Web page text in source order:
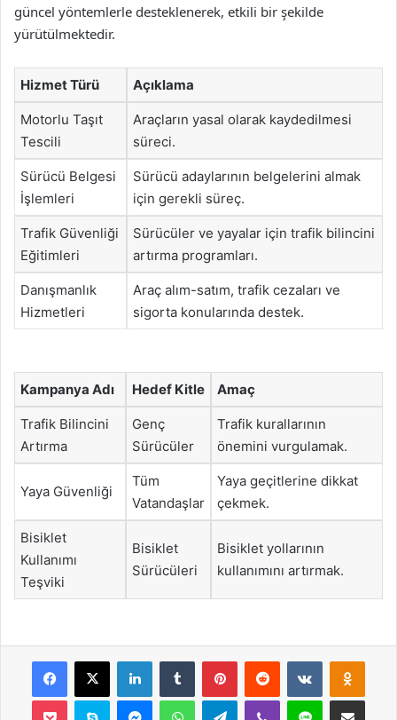
güncel yöntemlerle desteklenerek, etkili bir şekilde
yürütülmektedir.
Hizmet Türü Açıklama
Motorlu Taşıt
Tescili
Araçların yasal olarak kaydedilmesi
süreci.
Sürücü Belgesi
İşlemleri
Sürücü adaylarının belgelerini almak
için gerekli süreç.
Trafik Güvenliği
Eğitimleri
Sürücüler ve yayalar için trafik bilincini
artırma programları.
Danışmanlık
Hizmetleri
Araç alım-satım, trafik cezaları ve
sigorta konularında destek.
Kampanya Adı Hedef Kitle Amaç
Trafik Bilincini
Artırma
Genç
Sürücüler
Trafik kurallarının
önemini vurgulamak.
Yaya Güvenliği
Tüm
Vatandaşlar
Yaya geçitlerine dikkat
çekmek.
Bisiklet
Kullanımı
Teşviki
Bisiklet
Sürücüleri
Bisiklet yollarının
kullanımını artırmak.
Facebook
X LinkedInTumblr PinterestReddit VKontakte
Pocket Skype MessengerWhatsAppTelegramViber Line E-Posta ile